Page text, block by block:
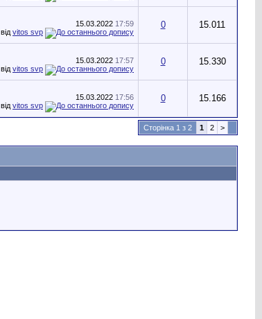
15.03.2022 17:59
від vitos svp
0 15.011
15.03.2022 17:57
від vitos svp
0 15.330
15.03.2022 17:56
від vitos svp
0 15.166
Сторінка 1 з 2 1 2 >